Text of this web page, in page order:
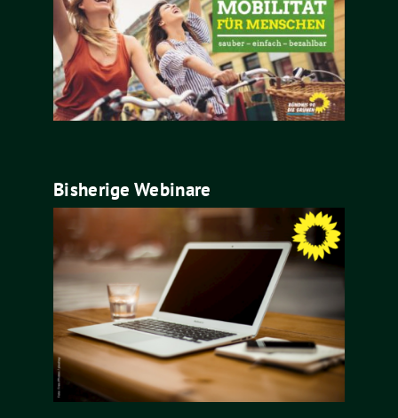
Bisherige Webinare